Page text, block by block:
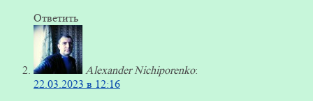
Ответить
Alexander Nichiporenko:
22.03.2023 в 12:16